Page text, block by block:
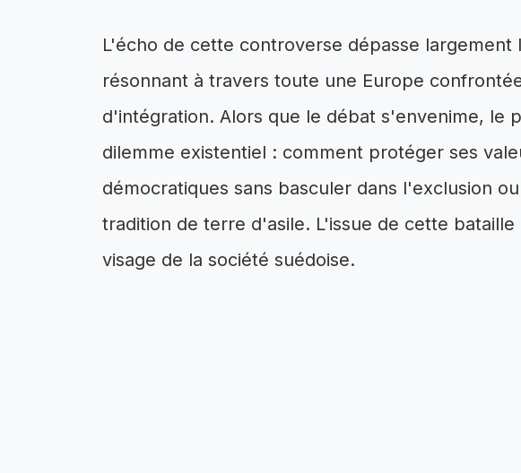
L'écho de cette controverse dépasse largement
résonnant à travers toute une Europe
d'intégration. Alors que le débat s'envenime, le
dilemme existentiel : comment protéger ses
démocratiques sans basculer dans l'exclusion
tradition de terre d'asile. L'issue de cette
visage de la société suédoise.